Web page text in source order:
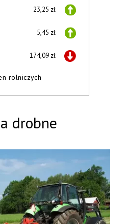
23,25 zł
5,45 zł
174,09 zł
rolniczych
drobne